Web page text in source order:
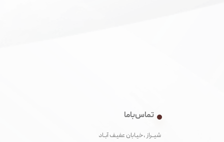
تماس با ما
شیــراز ،خیـابان عفیـف آبــاد